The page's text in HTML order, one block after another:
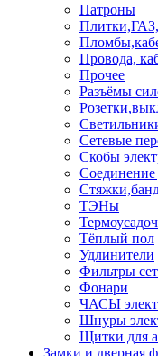
Патроны
Провода,
Прочее
Разъёмы
Сетевые
Скобы
Соединение
ТЭНы
Тёплый пол
Удлинители
Фильтры
Фонари
ЧАСЫ
Шнуры
Щитки для